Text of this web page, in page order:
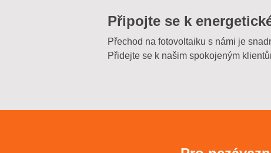
Připojte se k
Přechod na fotovoltaiku s námi je
Přidejte se k našim spokojeným